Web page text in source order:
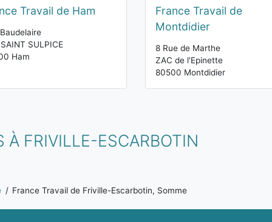
Travail de Ham
SULPICE
Ham
France Travail de
Montdidier
8 Rue de Marthe
ZAC de l'Epinette
80500 Montdidier
À FRIVILLE-ESCARBOTIN
France Travail de Friville-Escarbotin, Somme